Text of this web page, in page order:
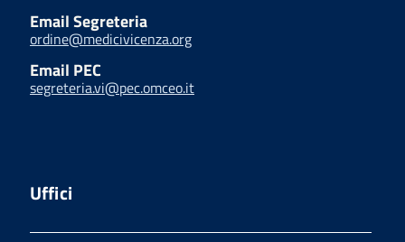
Email Segreteria
ordine@medicivicenza.org
Email PEC
segreteria.vi@pec.omceo.it
Uffici